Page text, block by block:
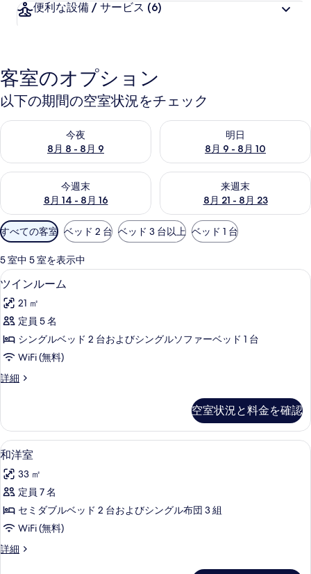
便利な設備 / サービス (6)
客室のオプション
以下の期間の空室状況をチェック
今夜
8月 8 - 8月 9
今夜 8月 8 - 8月 9 の空室状況をチェック
明日
8月 9 - 8月 10
明日 8月 9 - 8月 10 の空室状
今週末
8月 14 - 8月 16
今週末 8月 14 - 8月 16 の空室状況をチェック
来週末
8月 21 - 8月 23
来週末 8月 21 - 8月 23 の空室
利
用
可
能
な
客
室
の
り
込
件
すべての客室 ベッド 2 台 ベッド 3 台以上 ベッド 1 台
5 室中 5 室を表示中
ツ
イ
ン
ル
ー
の
べ
て
の
写
真
を
表
示
ツインルーム | アイロン / アイロン台
5
ツインルーム
21 ㎡
定員 5 名
シングルベッド 2 台およびシングルソファーベッド 1 台
WiFi (無料)
詳細
ツ
ー
ム
の
細
空室状況と料金を確認
和
洋
室
の
す
て
和洋室 | アイロン / アイロン台、WiFi
5
和洋室
33 ㎡
定員 7 名
セミダブルベッド 2 台およびシングル布団 3 組
WiFi (無料)
詳細
和